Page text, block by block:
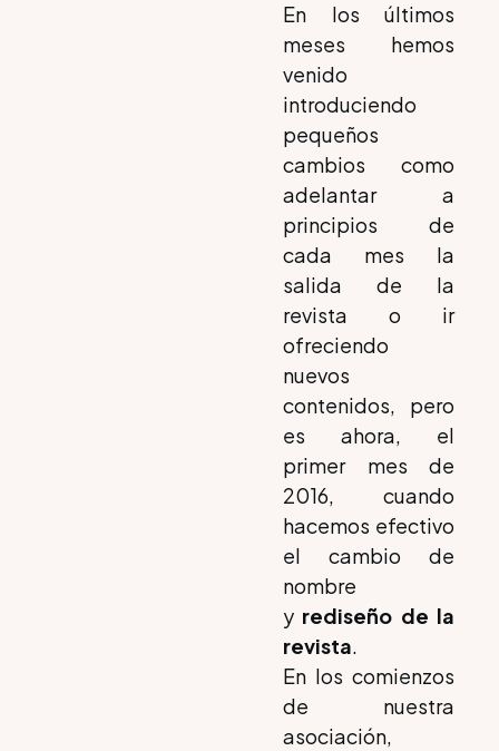
En los últimos
meses hemos
venido
introduciendo
pequeños
cambios como
adelantar a
principios de
cada mes la
salida de la
revista o ir
ofreciendo
nuevos
contenidos, pero
es ahora, el
primer mes de
2016, cuando
hacemos efectivo
el cambio de
nombre
y rediseño de la
revista.
En los comienzos
de nuestra
asociación,